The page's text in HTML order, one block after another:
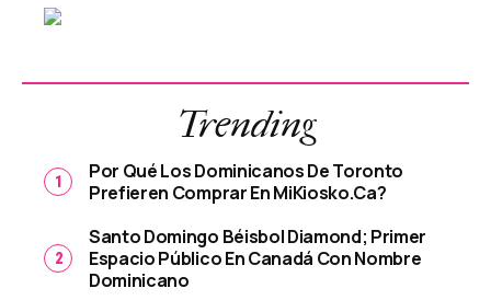
Trending
Por Qué Los Dominicanos De Toronto
Prefieren Comprar En MiKiosko.ca?
Santo Domingo Béisbol Diamond; Primer
Espacio Público En Canadá Con Nombre
Dominicano